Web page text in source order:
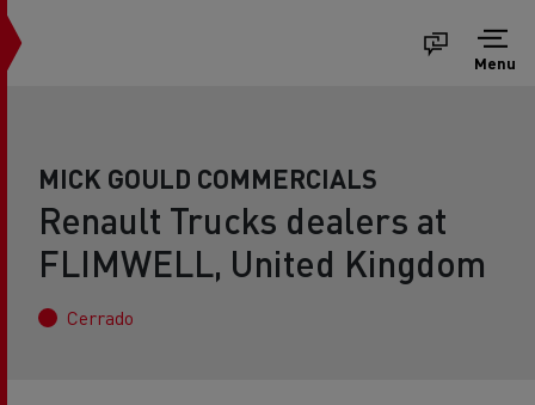
Menu
MICK GOULD COMMERCIALS
Renault Trucks dealers at
FLIMWELL, United Kingdom
Cerrado